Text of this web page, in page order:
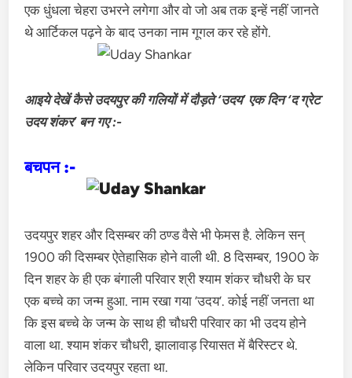
एक धुंधला चेहरा उभरने लगेगा और वो जो अब तक इन्हें नहीं जानते
थे आर्टिकल पढ़ने के बाद उनका नाम गूगल कर रहे होंगे.
आइये देखें कैसे उदयपुर की गलियों में दौड़ते ‘उदय’ एक दिन ‘द ग्रेट
उदय शंकर’ बन गए :-
बचपन :-
उदयपुर शहर और दिसम्बर की ठण्ड वैसे भी फेमस है. लेकिन सन्
1900 की दिसम्बर ऐतेहासिक होने वाली थी. 8 दिसम्बर, 1900 के
दिन शहर के ही एक बंगाली परिवार श्री श्याम शंकर चौधरी के घर
एक बच्चे का जन्म हुआ. नाम रखा गया ‘उदय’. कोई नहीं जनता था
कि इस बच्चे के जन्म के साथ ही चौधरी परिवार का भी उदय होने
वाला था. श्याम शंकर चौधरी, झालावाड़ रियासत में बैरिस्टर थे.
लेकिन परिवार उदयपुर रहता था.